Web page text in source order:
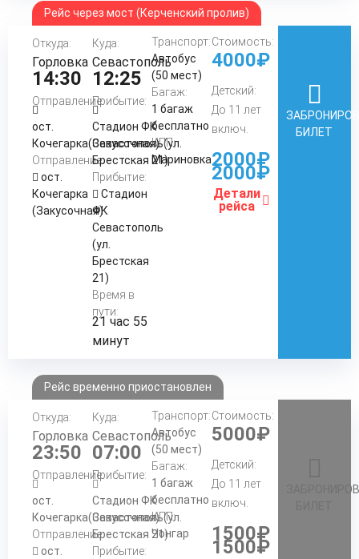
Рейс через мост (Керченский пролив)
Откуда:
Горловка
14:30
Отправление:
ост.
Кочегарка(Закусочная)
Отправление:
ост.
Кочегарка
(Закусочная)
Куда:
Севастополь
12:25
Прибытие:
Стадион ФК
Севастополь(ул.
Брестская 21)
Прибытие:
Стадион
ФК
Севастополь
(ул.
Брестская
21)
Время в
пути:
21 час 55
минут
Транспорт:
Автобус
(50 мест)
Багаж:
1 багаж
бесплатно
КПП:
Мариновка
Стоимость:
4000₽
Детский:
До 11 лет
включ.
2000₽
2000₽
Детали
рейса
БИЛЕТ
Рейс временно приостановлен
Откуда:
Горловка
23:50
Отправление:
ост.
Кочегарка(Закусочная)
Отправление:
ост.
Куда:
Севастополь
07:00
Прибытие:
Стадион ФК
Севастополь(ул.
Брестская 21)
Прибытие:
Транспорт:
Автобус
(50 мест)
Багаж:
1 багаж
бесплатно
КПП:
Чонгар
Стоимость:
5000₽
Детский:
До 11 лет
включ.
1500₽
1500₽